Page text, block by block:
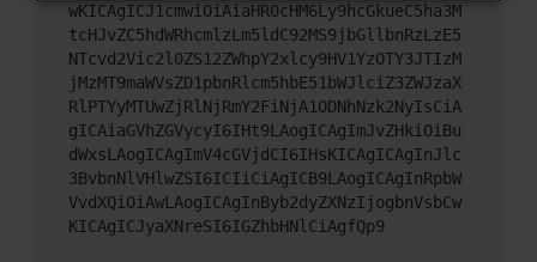
wKICAgICJ1cmwiOiAiaHR0cHM6Ly9hcGkueC5ha3M
tcHJvZC5hdWRhcmlzLm5ldC92MS9jbGllbnRzLzE5
NTcvd2Vic2l0ZS12ZWhpY2xlcy9HV1YzOTY3JTIzM
jMzMT9maWVsZD1pbnRlcm5hbE51bWJlciZ3ZWJzaX
RlPTYyMTUwZjRlNjRmY2FiNjA1ODNhNzk2NyIsCiA
gICAiaGVhZGVycyI6IHt9LAogICAgImJvZHkiOiBu
dWxsLAogICAgImV4cGVjdCI6IHsKICAgICAgInJlc
3BvbnNlVHlwZSI6ICIiCiAgICB9LAogICAgInRpbW
VvdXQiOiAwLAogICAgInByb2dyZXNzIjogbnVsbCw
KICAgICJyaXNreSI6IGZhbHNlCiAgfQp9